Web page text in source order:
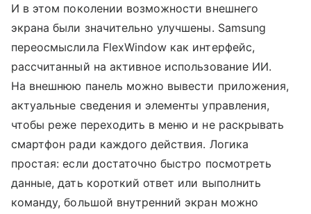
И в этом поколении возможности внешнего
экрана были значительно улучшены. Samsung
переосмыслила FlexWindow как интерфейс,
рассчитанный на активное использование ИИ.
На внешнюю панель можно вывести приложения,
актуальные сведения и элементы управления,
чтобы реже переходить в меню и не раскрывать
смартфон ради каждого действия. Логика
простая: если достаточно быстро посмотреть
данные, дать короткий ответ или выполнить
команду, большой внутренний экран можно